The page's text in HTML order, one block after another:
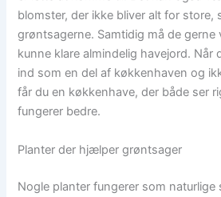
blomster, der ikke bliver alt for store,
grøntsagerne. Samtidig må de
kunne klare almindelig havejord.
ind som en del af køkkenhaven og
får du en køkkenhave, der både ser
fungerer bedre.
Planter der hjælper grøntsager
Nogle planter fungerer som naturlige